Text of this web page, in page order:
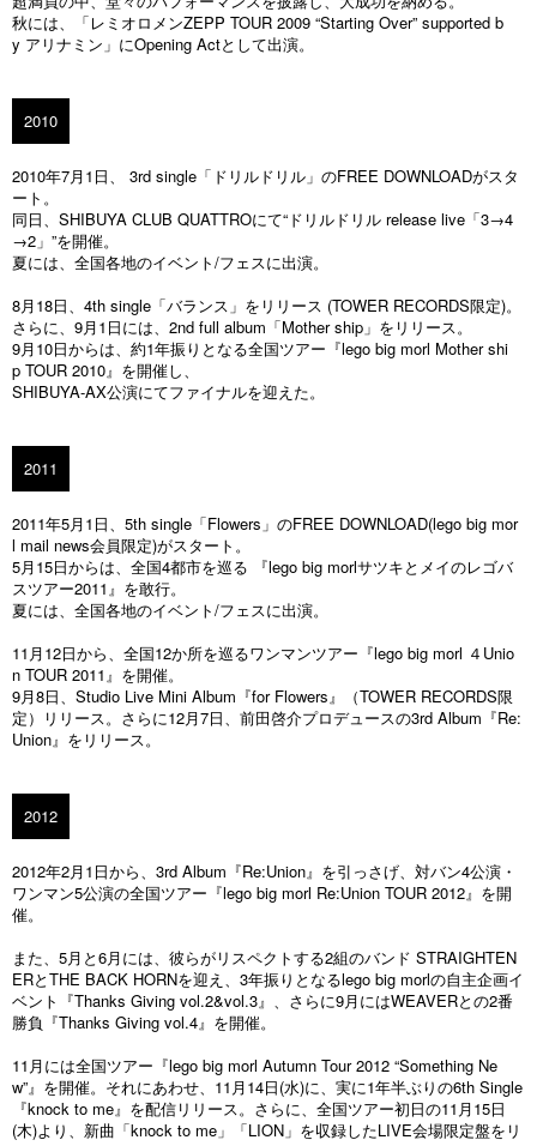
秋には、「レミオロメンZEPP TOUR 2009 “Starting Over” supported b
y アリナミン」にOpening Actとして出演。
2010
2010年7月1日、 3rd single「ドリルドリル」のFREE DOWNLOADがスタ
ート。
同日、SHIBUYA CLUB QUATTROにて“ドリルドリル release live「3→4
→2」”を開催。
夏には、全国各地のイベント/フェスに出演。
8月18日、4th single「バランス」をリリース (TOWER RECORDS限定)。
さらに、9月1日には、2nd full album「Mother ship」をリリース。
9月10日からは、約1年振りとなる全国ツアー『lego big morl Mother shi
p TOUR 2010』を開催し、
SHIBUYA-AX公演にてファイナルを迎えた。
2011
2011年5月1日、5th single「Flowers」のFREE DOWNLOAD(lego big mor
l mail news会員限定)がスタート。
5月15日からは、全国4都市を巡る 『lego big morlサツキとメイのレゴバ
スツアー2011』を敢行。
夏には、全国各地のイベント/フェスに出演。
11月12日から、全国12か所を巡るワンマンツアー『lego big morl ４Unio
n TOUR 2011』を開催。
9月8日、Studio Live Mini Album『for Flowers』（TOWER RECORDS限
定）リリース。さらに12月7日、前田啓介プロデュースの3rd Album『Re:
Union』をリリース。
2012
2012年2月1日から、3rd Album『Re:Union』を引っさげ、対バン4公演・
ワンマン5公演の全国ツアー『lego big morl Re:Union TOUR 2012』を開
催。
また、5月と6月には、彼らがリスペクトする2組のバンド STRAIGHTEN
ERとTHE BACK HORNを迎え、3年振りとなるlego big morlの自主企画イ
ベント『Thanks Giving vol.2&vol.3』、さらに9月にはWEAVERとの2番
勝負『Thanks Giving vol.4』を開催。
11月には全国ツアー『lego big morl Autumn Tour 2012 “Something Ne
w”』を開催。それにあわせ、11月14日(水)に、実に1年半ぶりの6th Single
『knock to me』を配信リリース。さらに、全国ツアー初日の11月15日
(木)より、新曲「knock to me」「LION」を収録したLIVE会場限定盤をリ